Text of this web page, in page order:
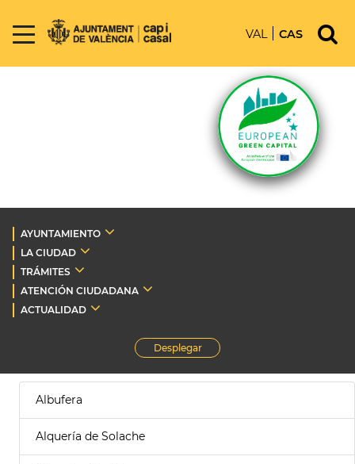
VAL CAS
AYUNTAMIENTO
LA CIUDAD
TRÁMITES
ATENCIÓN CIUDADANA
ACTUALIDAD
Desplegar
Albufera
Alquería de Solache